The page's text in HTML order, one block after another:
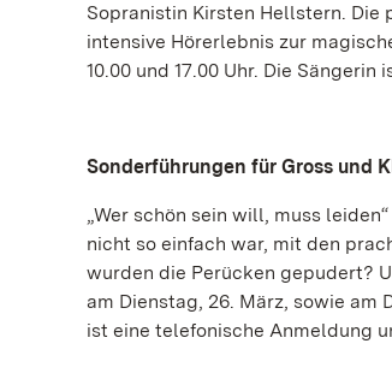
Sopranistin Kirsten Hellstern.
intensive Hörerlebnis zur
10.00 und 17.00 Uhr. Die
Sonderführungen für Gross und
„Wer schön sein will, muss
nicht so einfach war, mit den
wurden die Perücken gepudert?
am Dienstag, 26. März, sowie am
ist eine telefonische Anmeldung